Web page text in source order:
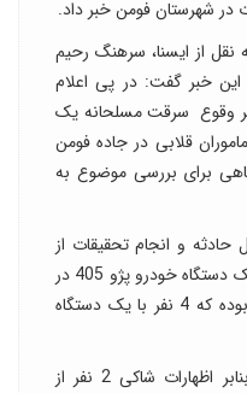
شهرستان فومن خبر داد.
نقل از ایسنا، سرهنگ رحیم
این خبر گفت: در پی اعلام
پلیسی 110 مبنی بر وقوع سرقت مسلحانه یک
405 در پوشش ماموران قلابی در جاده فومن
برای بررسی موضوع به
و انجام تحقیقات از
مالباخته، مشخص شد که شاکی با یک دستگاه خودرو پژو 405 در
محور فومن به شفت در حال تردد بوده که 4 نفر با یک دستگاه
رئیس پلیس آگاهی تصریح کرد: بنابر اظهارات شاکی 2 نفر از